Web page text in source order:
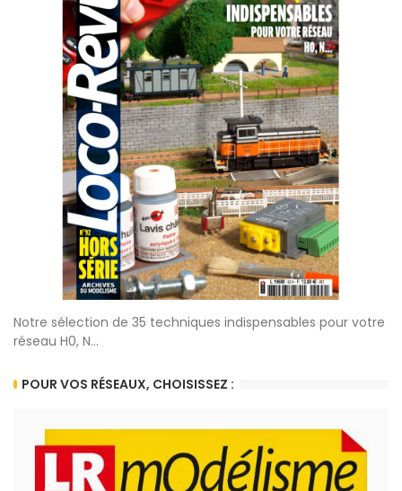
Notre sélection de 35 techniques indispensables pour votre
réseau H0, N...
POUR VOS RÉSEAUX, CHOISISSEZ :